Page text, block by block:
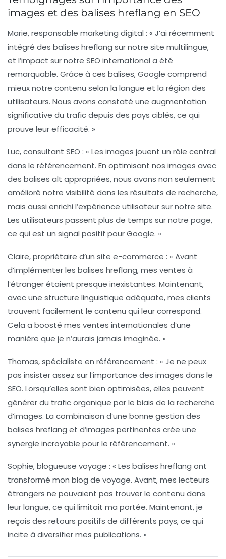
images et des balises hreflang en SEO
Marie, responsable marketing digital : « J’ai récemment
intégré des balises hreflang sur notre site multilingue,
et l’impact sur notre SEO international a été
remarquable. Grâce à ces balises, Google comprend
mieux notre contenu selon la langue et la région des
utilisateurs. Nous avons constaté une augmentation
significative du trafic depuis des pays ciblés, ce qui
prouve leur efficacité. »
Luc, consultant SEO : « Les images jouent un rôle central
dans le référencement. En optimisant nos images avec
des balises alt appropriées, nous avons non seulement
amélioré notre visibilité dans les résultats de recherche,
mais aussi enrichi l’expérience utilisateur sur notre site.
Les utilisateurs passent plus de temps sur notre page,
ce qui est un signal positif pour Google. »
Claire, propriétaire d’un site e-commerce : « Avant
d’implémenter les balises hreflang, mes ventes à
l’étranger étaient presque inexistantes. Maintenant,
avec une structure linguistique adéquate, mes clients
trouvent facilement le contenu qui leur correspond.
Cela a boosté mes ventes internationales d’une
manière que je n’aurais jamais imaginée. »
Thomas, spécialiste en référencement : « Je ne peux
pas insister assez sur l’importance des images dans le
SEO. Lorsqu’elles sont bien optimisées, elles peuvent
générer du trafic organique par le biais de la recherche
d’images. La combinaison d’une bonne gestion des
balises hreflang et d’images pertinentes crée une
synergie incroyable pour le référencement. »
Sophie, blogueuse voyage : « Les balises hreflang ont
transformé mon blog de voyage. Avant, mes lecteurs
étrangers ne pouvaient pas trouver le contenu dans
leur langue, ce qui limitait ma portée. Maintenant, je
reçois des retours positifs de différents pays, ce qui
incite à diversifier mes publications. »